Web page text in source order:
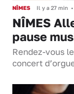
NÎMES Il y a 27 min •
NÎMES
pause
Rendez-vous
concert